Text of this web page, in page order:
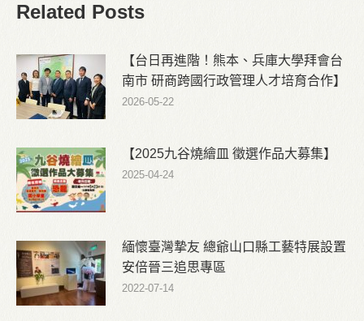
Related Posts
【台日再進階！熊本、兵庫大學拜會台
南市 研商跨國行政管理人才培育合作】
2026-05-22
【2025九谷燒繪皿 徵選作品大募集】
2025-04-24
緬懷臺灣摯友 總爺山口縣工藝特展設置
安倍晉三追思專區
2022-07-14